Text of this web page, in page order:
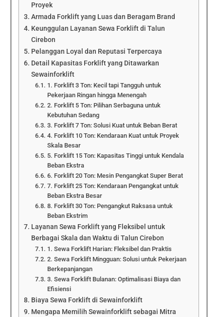
Proyek
Armada Forklift yang Luas dan Beragam Brand
Keunggulan Layanan Sewa Forklift di Talun
Cirebon
Pelanggan Loyal dan Reputasi Terpercaya
Detail Kapasitas Forklift yang Ditawarkan
Sewainforklift
1. Forklift 3 Ton: Kecil tapi Tangguh untuk
Pekerjaan Ringan hingga Menengah
2. Forklift 5 Ton: Pilihan Serbaguna untuk
Kebutuhan Sedang
3. Forklift 7 Ton: Solusi Kuat untuk Beban Berat
4. Forklift 10 Ton: Kendaraan Kuat untuk Proyek
Skala Besar
5. Forklift 15 Ton: Kapasitas Tinggi untuk Kendala
Beban Ekstra
6. Forklift 20 Ton: Mesin Pengangkat Super Berat
7. Forklift 25 Ton: Kendaraan Pengangkat untuk
Beban Ekstra Besar
8. Forklift 30 Ton: Pengangkut Raksasa untuk
Beban Ekstrim
Layanan Sewa Forklift yang Fleksibel untuk
Berbagai Skala dan Waktu di Talun Cirebon
1. Sewa Forklift Harian: Fleksibel dan Praktis
2. Sewa Forklift Mingguan: Solusi untuk Pekerjaan
Berkepanjangan
3. Sewa Forklift Bulanan: Optimalisasi Biaya dan
Efisiensi
Biaya Sewa Forklift di Sewainforklift
Mengapa Memilih Sewainforklift sebagai Mitra